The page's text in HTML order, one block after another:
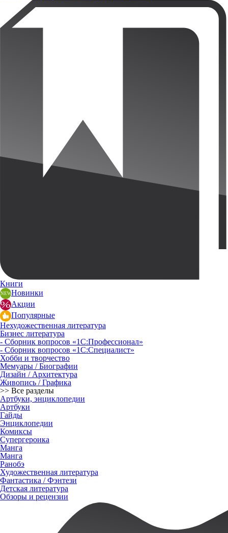
Книги
Новинки
Акции
Популярные
Нехудожественная литература
Бизнес литература
- Сборник вопросов «1С:Профессионал»
- Сборник вопросов «1С:Специалист»
Хобби и творчество
Мемуары / Биографии
Дизайн / Архитектура
Живопись / Графика
>> Все разделы
Артбуки, энциклопедии
Артбуки
Гайды
Энциклопедии
Комиксы
Супергероика
Манга
Манга
Ранобэ
Художественная литература
Фантастика / Фэнтези
Детская литература
Обзоры и рецензии